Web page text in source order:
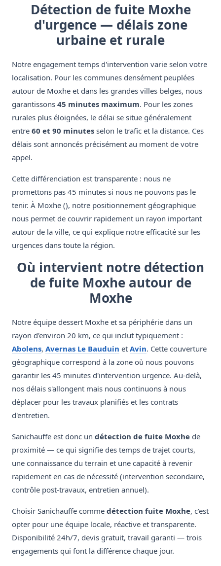
Détection de fuite Moxhe
d'urgence — délais zone
urbaine et rurale
Notre engagement temps d'intervention varie selon votre
localisation. Pour les communes densément peuplées
autour de Moxhe et dans les grandes villes belges, nous
garantissons 45 minutes maximum. Pour les zones
rurales plus éloignées, le délai se situe généralement
entre 60 et 90 minutes selon le trafic et la distance. Ces
délais sont annoncés précisément au moment de votre
appel.
Cette différenciation est transparente : nous ne
promettons pas 45 minutes si nous ne pouvons pas le
tenir. À Moxhe (), notre positionnement géographique
nous permet de couvrir rapidement un rayon important
autour de la ville, ce qui explique notre efficacité sur les
urgences dans toute la région.
Où intervient notre détection
de fuite Moxhe autour de
Moxhe
Notre équipe dessert Moxhe et sa périphérie dans un
rayon d'environ 20 km, ce qui inclut typiquement :
Abolens, Avernas Le Bauduin et Avin. Cette couverture
géographique correspond à la zone où nous pouvons
garantir les 45 minutes d'intervention urgence. Au-delà,
nos délais s'allongent mais nous continuons à nous
déplacer pour les travaux planifiés et les contrats
d'entretien.
Sanichauffe est donc un détection de fuite Moxhe de
proximité — ce qui signifie des temps de trajet courts,
une connaissance du terrain et une capacité à revenir
rapidement en cas de nécessité (intervention secondaire,
contrôle post-travaux, entretien annuel).
Choisir Sanichauffe comme détection fuite Moxhe, c'est
opter pour une équipe locale, réactive et transparente.
Disponibilité 24h/7, devis gratuit, travail garanti — trois
engagements qui font la différence chaque jour.